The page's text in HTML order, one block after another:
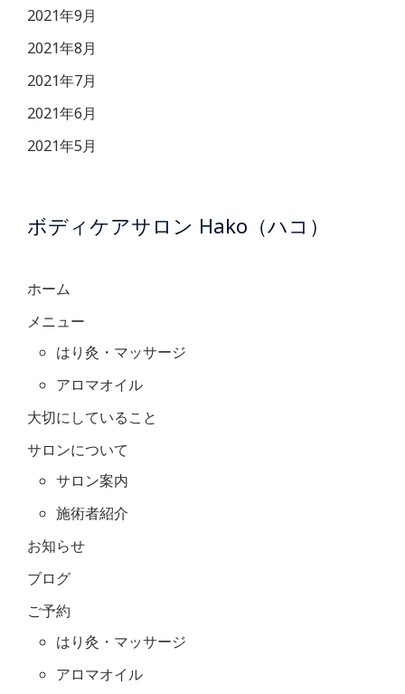
2021年9月
2021年8月
2021年7月
2021年6月
2021年5月
ボディケアサロン Hako（ハコ）
ホーム
メニュー
はり灸・マッサージ
アロマオイル
大切にしていること
サロンについて
サロン案内
施術者紹介
お知らせ
ブログ
ご予約
はり灸・マッサージ
アロマオイル